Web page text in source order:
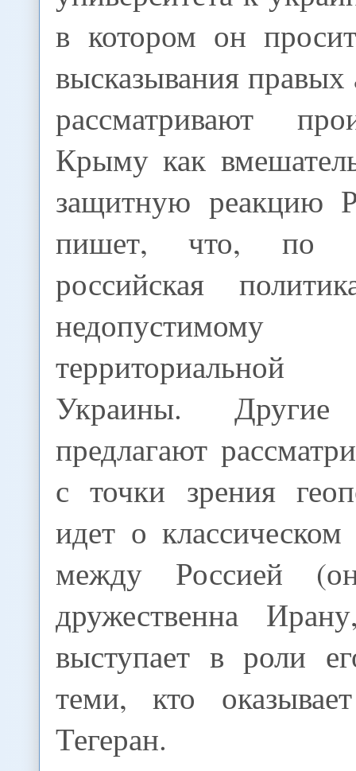
в котором он
высказывания правых
рассматривают
Крыму как
защитную реакцию
пишет, что, по
российская
недопустимому
территориальной
Украины. Другие
предлагают
с точки зрения
идет о классическом
между Россией
дружественна
выступает в роли
теми, кто
Тегеран.